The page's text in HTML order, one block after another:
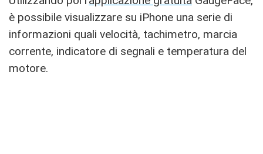
è possibile visualizzare su iPhone una serie di
informazioni quali velocità, tachimetro, marcia
corrente, indicatore di segnali e temperatura del
motore.